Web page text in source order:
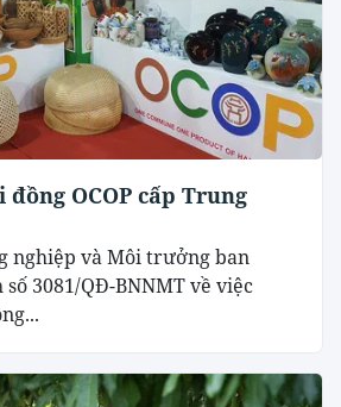
OCOP cấp Trung
nghiệp và Môi trưởng ban
3081/QĐ-BNNMT về việc